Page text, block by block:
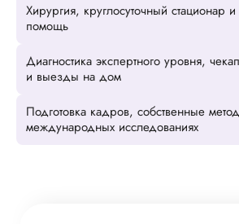
Хирургия, круглосуточный стационар
помощь
Диагностика экспертного уровня,
и выезды на дом
Подготовка кадров, собственные
международных исследованиях